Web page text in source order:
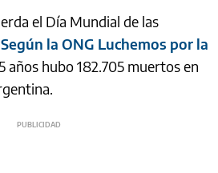
el Día Mundial de las
Según la ONG Luchemos por la
años hubo 182.705 muertos en